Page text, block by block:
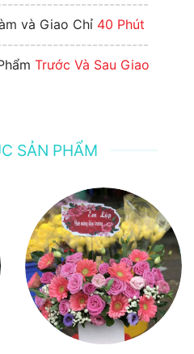
và Giao Chỉ 40 Phút
Trước Và Sau Giao
SẢN PHẨM